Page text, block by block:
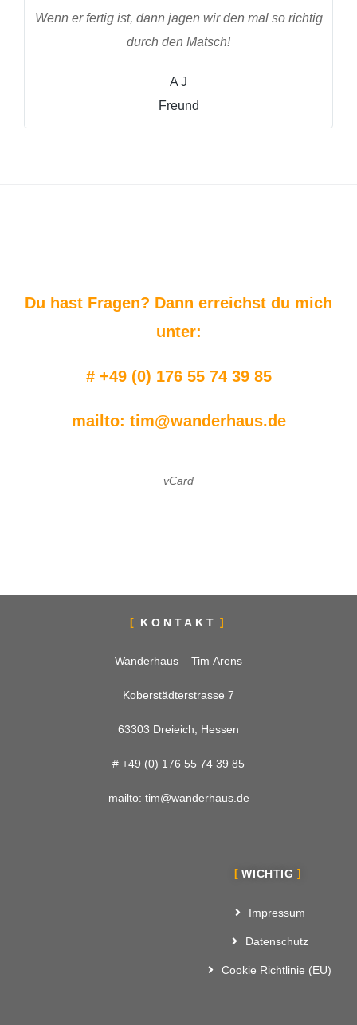
Wenn er fertig ist, dann jagen wir den mal so richtig
durch den Matsch!
A J
Freund
Du hast Fragen? Dann erreichst du mich
unter:
# +49 (0) 176 55 74 39 85
mailto: tim@wanderhaus.de
vCard
KONTAKT
Wanderhaus – Tim Arens
Koberstädterstrasse 7
63303 Dreieich, Hessen
# +49 (0) 176 55 74 39 85
mailto: tim@wanderhaus.de
WICHTIG
Impressum
Datenschutz
Cookie Richtlinie (EU)